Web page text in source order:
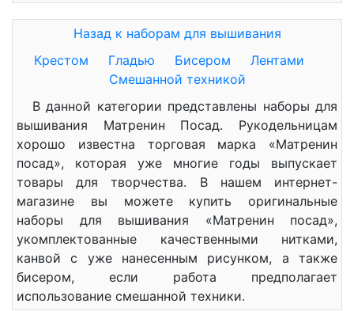
Назад к наборам для вышивания
Крестом
Гладью Бисером
Лентами
Смешанной техникой
В данной категории представлены наборы для
вышивания Матренин Посад. Рукодельницам
хорошо известна торговая марка «Матренин
посад», которая уже многие годы выпускает
товары для творчества. В нашем интернет-
магазине вы можете купить оригинальные
наборы для вышивания «Матренин посад»,
укомплектованные качественными нитками,
канвой с уже нанесенным рисунком, а также
бисером, если работа предполагает
использование смешанной техники.